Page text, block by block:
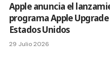
Apple anuncia el
programa Apple
Estados Unidos
29 Julio 2026